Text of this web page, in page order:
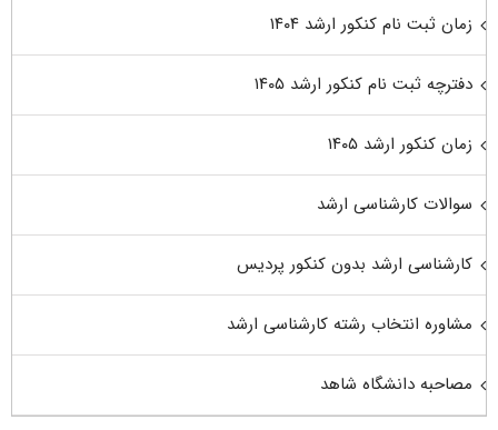
زمان ثبت نام کنکور ارشد ۱۴۰۴
دفترچه ثبت نام کنکور ارشد ۱۴۰۵
زمان کنکور ارشد ۱۴۰۵
سوالات کارشناسی ارشد
کارشناسی ارشد بدون کنکور پردیس
مشاوره انتخاب رشته کارشناسی ارشد
مصاحبه دانشگاه شاهد